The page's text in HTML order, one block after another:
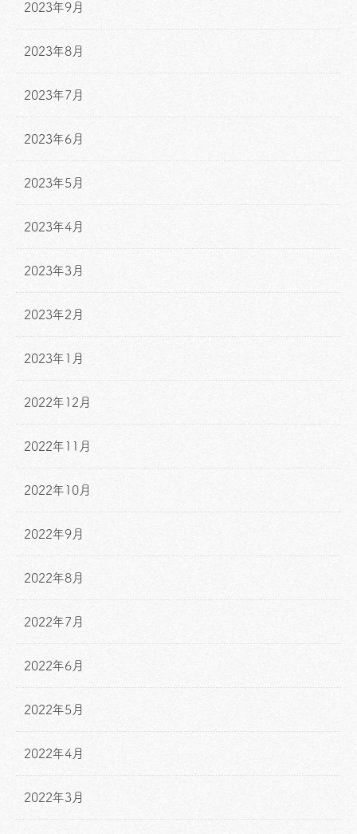
2023年9月
2023年8月
2023年7月
2023年6月
2023年5月
2023年4月
2023年3月
2023年2月
2023年1月
2022年12月
2022年11月
2022年10月
2022年9月
2022年8月
2022年7月
2022年6月
2022年5月
2022年4月
2022年3月